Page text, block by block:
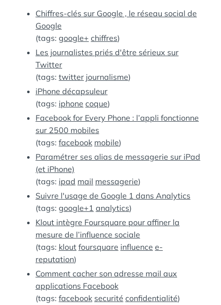
Chiffres-clés sur Google , le réseau social de
Google
(tags: google+ chiffres)
Les journalistes priés d'être sérieux sur
Twitter
(tags: twitter journalisme)
iPhone décapsuleur
(tags: iphone coque)
Facebook for Every Phone : l’appli fonctionne
sur 2500 mobiles
(tags: facebook mobile)
Paramétrer ses alias de messagerie sur iPad
(et iPhone)
(tags: ipad mail messagerie)
Suivre l'usage de Google 1 dans Analytics
(tags: google+1 analytics)
Klout intègre Foursquare pour affiner la
mesure de l’influence sociale
(tags: klout foursquare influence e-
reputation)
Comment cacher son adresse mail aux
applications Facebook
(tags: facebook securité confidentialité)